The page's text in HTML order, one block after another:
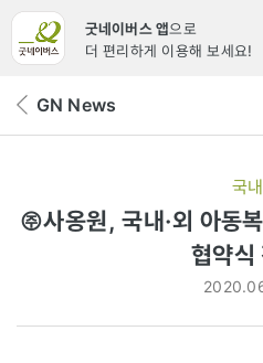
굿네이버스 앱으로
더 편리하게 이용해 보세요!
뒤 GN News
국내
㈜사옹원, 국내·외 아동
협약식